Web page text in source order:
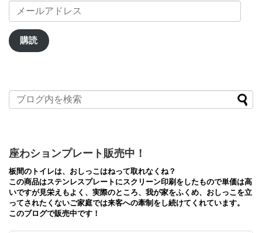
メ
ア
ド
購読
座わションプレート販売中！
板間のトイレは、おしっこはねって取れなくね？
この商品はステンレスプレートにスクリーン印刷をしたもので単価は高
いですが見栄えもよく、実際のところ、我が家をふくめ、おしっこを立
ってされたくないご家庭では来客への牽制をし続けてくれています。
このブログで販売中です！